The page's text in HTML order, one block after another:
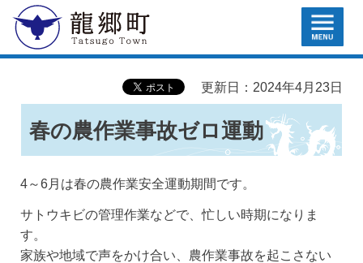
龍郷町 MENU
更新日：2024年4月23日
春の農作業事故ゼロ運動
4～6月は春の農作業安全運動期間です。
サトウキビの管理作業などで、忙しい時期になりま
す。
家族や地域で声をかけ合い、農作業事故を起こさない